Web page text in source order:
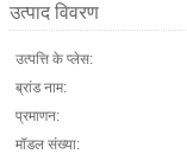
उत्पाद विवरण
उत्पत्ति के प्लेस:
ब्रांड नाम:
प्रमाणन:
मॉडल संख्या: